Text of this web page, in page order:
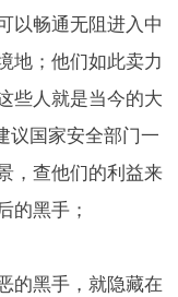
以畅通无阻进入中
地；他们如此卖力
些人就是当今的大
议国家安全部门一
，查他们的利益来
的黑手；
的黑手，就隐藏在